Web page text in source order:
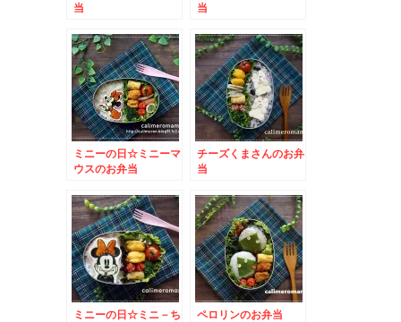
当
当
ミニーの日☆ミニーマ
ウスのお弁当
チーズくまさんのお弁
当
ミニーの日☆ミニ－ち
ペロリンのお弁当